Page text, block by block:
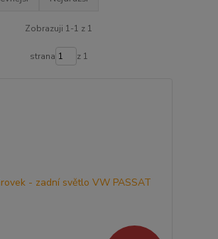
Zobrazuji 1-1 z 1
strana z 1